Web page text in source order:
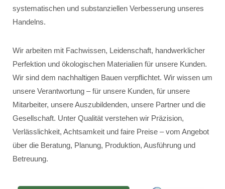
systematischen und substanziellen Verbesserung unseres
Handelns.
Wir arbeiten mit Fachwissen, Leidenschaft, handwerklicher
Perfektion und ökologischen Materialien für unsere Kunden.
Wir sind dem nachhaltigen Bauen verpflichtet. Wir wissen um
unsere Verantwortung – für unsere Kunden, für unsere
Mitarbeiter, unsere Auszubildenden, unsere Partner und die
Gesellschaft. Unter Qualität verstehen wir Präzision,
Verlässlichkeit, Achtsamkeit und faire Preise – vom Angebot
über die Beratung, Planung, Produktion, Ausführung und
Betreuung.